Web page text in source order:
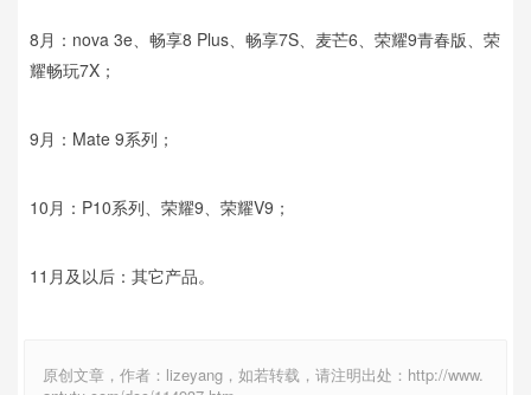
8月：nova 3e、畅享8 Plus、畅享7S、麦芒6、荣耀9青春版、荣
耀畅玩7X；
9月：Mate 9系列；
10月：P10系列、荣耀9、荣耀V9；
11月及以后：其它产品。
原创文章，作者：lizeyang，如若转载，请注明出处：http://www.